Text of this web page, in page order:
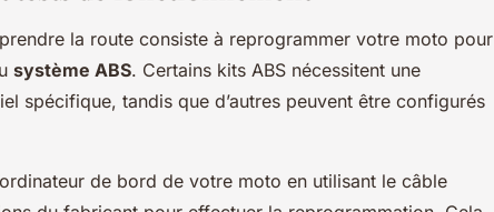
la route consiste à reprogrammer votre moto pour
système ABS. Certains kits ABS nécessitent une
spécifique, tandis que d’autres peuvent être configurés
de bord de votre moto en utilisant le câble